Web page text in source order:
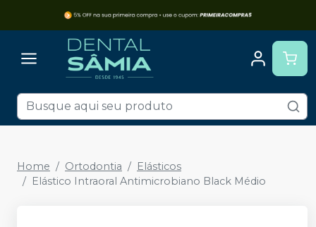
Home Ortodontia
Elásticos
Elástico Intraoral Antimicrobiano Black Médio